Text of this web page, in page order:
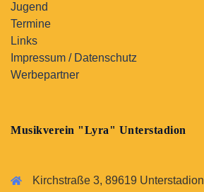
Jugend
Termine
Links
Impressum / Datenschutz
Werbepartner
Musikverein "Lyra" Unterstadion
Kirchstraße 3, 89619 Unterstadion